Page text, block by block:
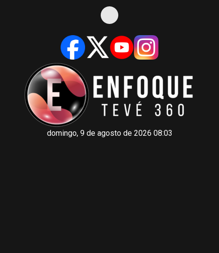
domingo, 9 de agosto de 2026 08:03